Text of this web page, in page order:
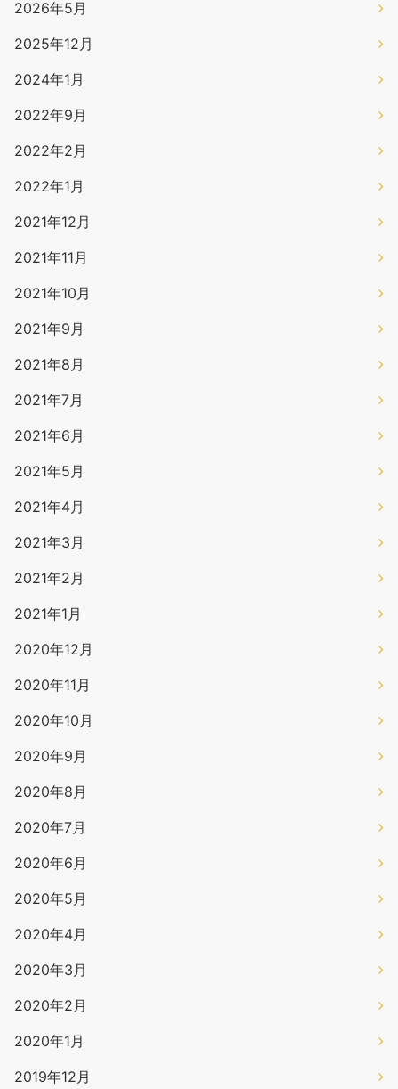
2026年5月
2025年12月
2024年1月
2022年9月
2022年2月
2022年1月
2021年12月
2021年11月
2021年10月
2021年9月
2021年8月
2021年7月
2021年6月
2021年5月
2021年4月
2021年3月
2021年2月
2021年1月
2020年12月
2020年11月
2020年10月
2020年9月
2020年8月
2020年7月
2020年6月
2020年5月
2020年4月
2020年3月
2020年2月
2020年1月
2019年12月